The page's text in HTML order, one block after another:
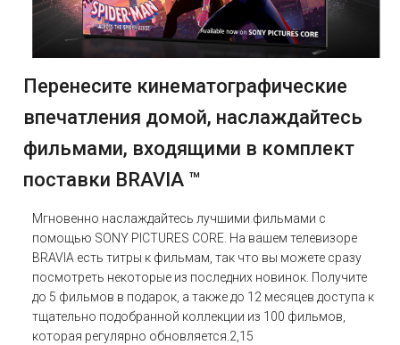
Перенесите кинематографические
впечатления домой, наслаждайтесь
фильмами, входящими в комплект
поставки BRAVIA ™
Мгновенно наслаждайтесь лучшими фильмами с
помощью SONY PICTURES CORE. На вашем телевизоре
BRAVIA есть титры к фильмам, так что вы можете сразу
посмотреть некоторые из последних новинок. Получите
до 5 фильмов в подарок, а также до 12 месяцев доступа к
тщательно подобранной коллекции из 100 фильмов,
которая регулярно обновляется.2,15